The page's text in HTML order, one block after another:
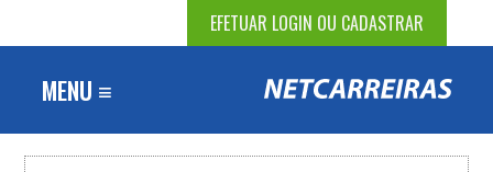
EFETUAR LOGIN OU CADASTRAR
MENU ≡